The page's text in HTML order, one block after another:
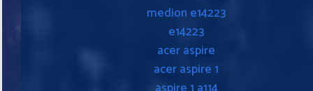
medion e14223
e14223
acer aspire
acer aspire 1